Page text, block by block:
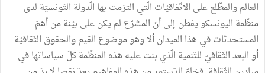
العالموالمطّلععلى الاتّفاقيّات الّتي التزمت بها الّدولة التّونسيّة لدى
منظّمة اليونسكويفطن إلىأنّ المشرّع لم يكنعلى بيّنةمنأهمّ
المستحدثاتفي هذا الميدانألاوهوموضوع القيموالحقوق الثّقافيّة
أوالبعدالثّقافيّ للتّنمية الّذي بنتعليه هذه المنظّمةكلّ سياساتهافي